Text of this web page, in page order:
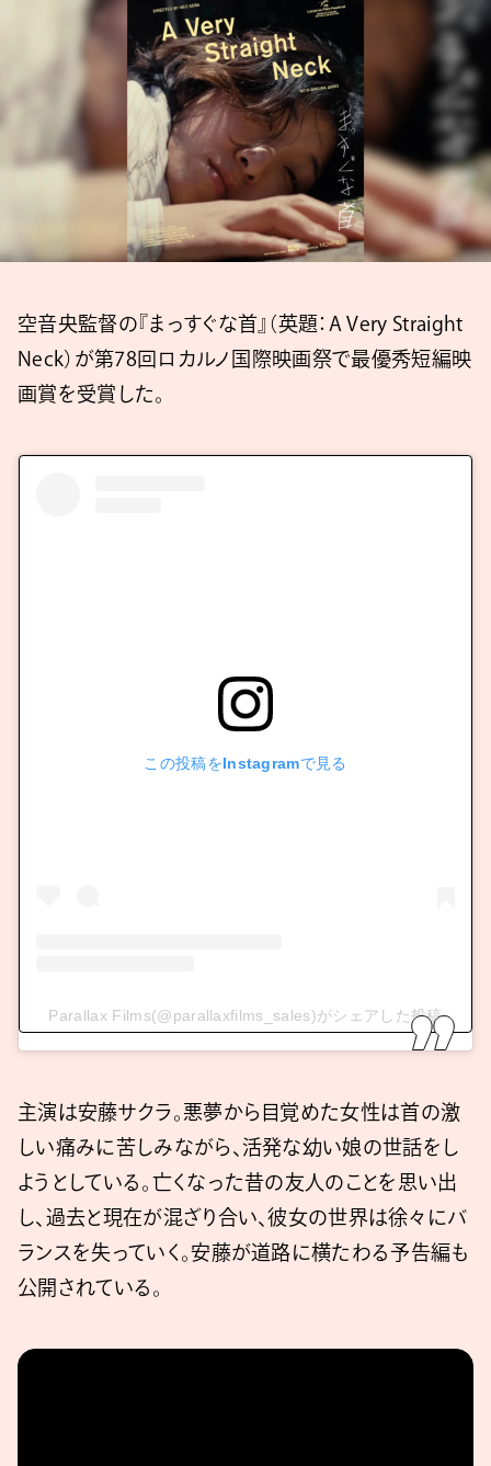
空音央監督の『まっすぐな首』（英題：A Very Straight
Neck）が第78回ロカルノ国際映画祭で最優秀短編映
画賞を受賞した。
この投稿をInstagramで見る
Parallax Films(@parallaxfilms_sales)がシェアした投稿
主演は安藤サクラ。悪夢から目覚めた女性は首の激
しい痛みに苦しみながら、活発な幼い娘の世話をし
ようとしている。亡くなった昔の友人のことを思い出
し、過去と現在が混ざり合い、彼女の世界は徐々にバ
ランスを失っていく。安藤が道路に横たわる予告編も
公開されている。